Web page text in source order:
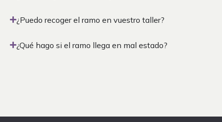
¿Puedo recoger el ramo en vuestro taller?
¿Qué hago si el ramo llega en mal estado?